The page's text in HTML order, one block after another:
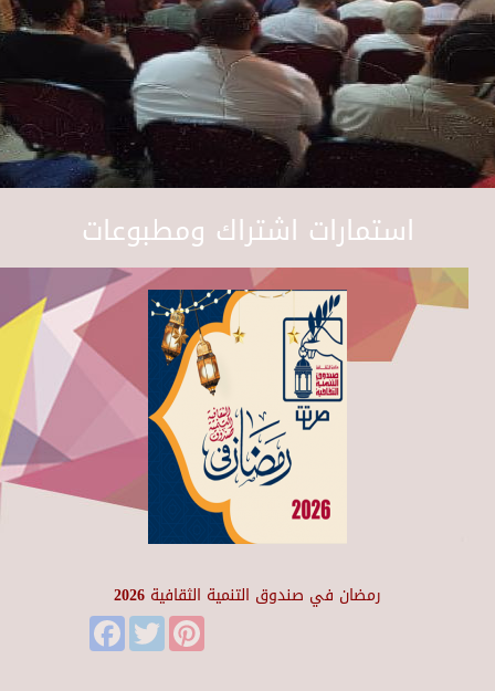
استمارات اشتراك ومطبوعات
رمضان في صندوق التنمية الثقافية 2026
FacebookTwitter